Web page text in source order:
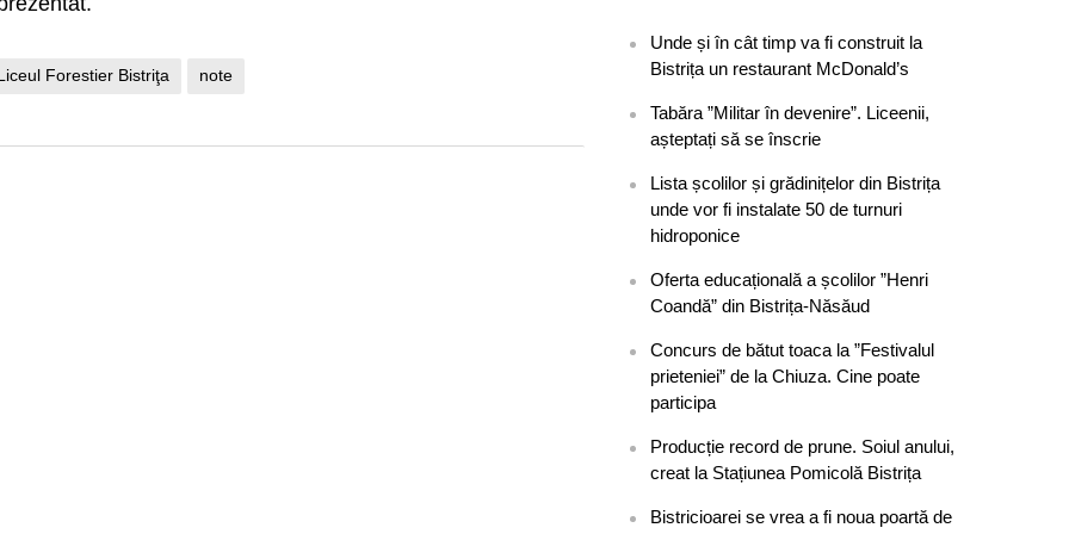
Forestier Bistriţa note
Unde și în cât timp va fi construit la
Bistrița un restaurant McDonald’s
Tabăra ”Militar în devenire”. Liceenii,
așteptați să se înscrie
Lista școlilor și grădinițelor din Bistrița
unde vor fi instalate 50 de turnuri
hidroponice
Oferta educațională a școlilor ”Henri
Coandă” din Bistrița-Năsăud
Concurs de bătut toaca la ”Festivalul
prieteniei” de la Chiuza. Cine poate
participa
Producție record de prune. Soiul anului,
creat la Stațiunea Pomicolă Bistrița
Bistricioarei se vrea a fi noua poartă de